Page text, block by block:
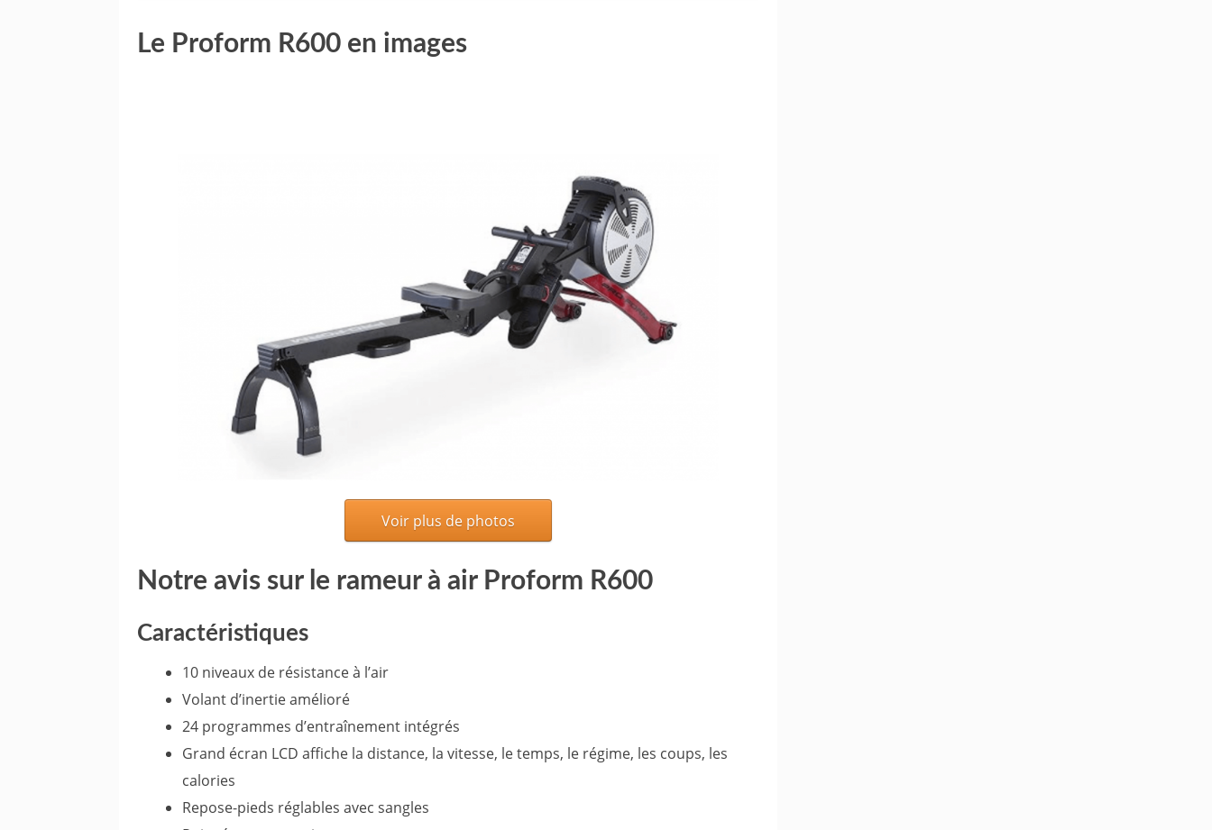
Le Proform R600 en images
Voir plus de photos
Notre avis sur le rameur à air Proform R600
Caractéristiques
10 niveaux de résistance à l’air
Volant d’inertie amélioré
24 programmes d’entraînement intégrés
Grand écran LCD affiche la distance, la vitesse, le temps, le régime, les coups, les
calories
Repose-pieds réglables avec sangles